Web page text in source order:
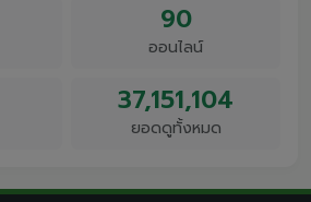
90
ออนไลน์
37,151,104
ยอดดูทั้งหมด